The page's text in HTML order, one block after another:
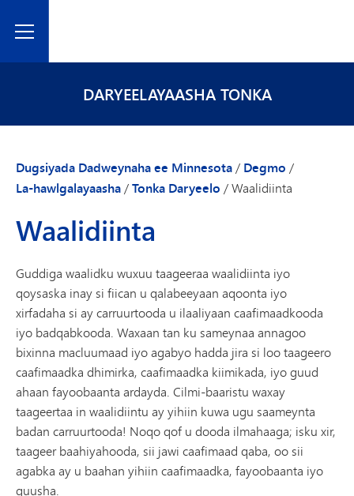
Toggle Menu
DARYEELAYAASHA TONKA
Dugsiyada Dadweynaha ee Minnesota/ Degmo /
La-hawlgalayaasha/Tonka Daryeelo /Waalidiinta
Waalidiinta
Guddiga waalidku wuxuu taageeraa waalidiinta iyo
qoysaska inay si fiican u qalabeeyaan aqoonta iyo
xirfadaha si ay carruurtooda u ilaaliyaan caafimaadkooda
iyo badqabkooda. Waxaan tan ku sameynaa annagoo
bixinna macluumaad iyo agabyo hadda jira si loo taageero
caafimaadka dhimirka, caafimaadka kiimikada, iyo guud
ahaan fayoobaanta ardayda. Cilmi-baaristu waxay
taageertaa in waalidiintu ay yihiin kuwa ugu saameynta
badan carruurtooda! Noqo qof u dooda ilmahaaga; isku xir,
taageer baahiyahooda, sii jawi caafimaad qaba, oo sii
agabka ay u baahan yihiin caafimaadka, fayoobaanta iyo
guusha.